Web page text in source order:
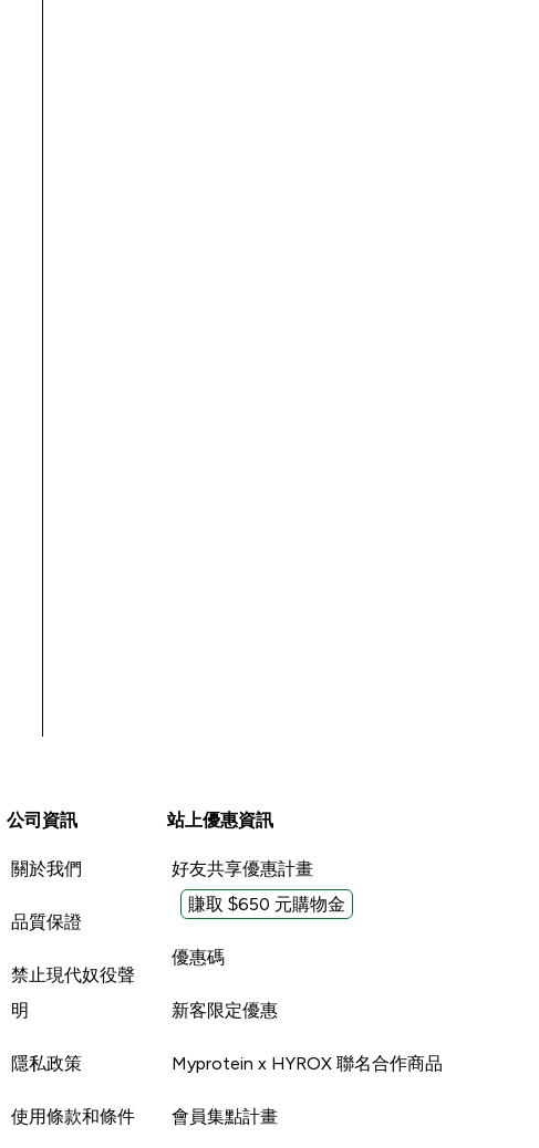
公司資訊
關於我們
品質保證
禁止現代奴役聲
明
隱私政策
使用條款和條件
站上優惠資訊
好友共享優惠計畫
賺取 $650 元購物金
優惠碼
新客限定優惠
Myprotein x HYROX 聯名合作商品
會員集點計畫